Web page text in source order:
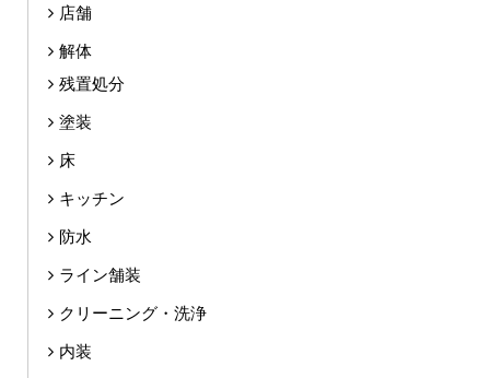
店舗
解体
残置処分
塗装
床
キッチン
防水
ライン舗装
クリーニング・洗浄
内装